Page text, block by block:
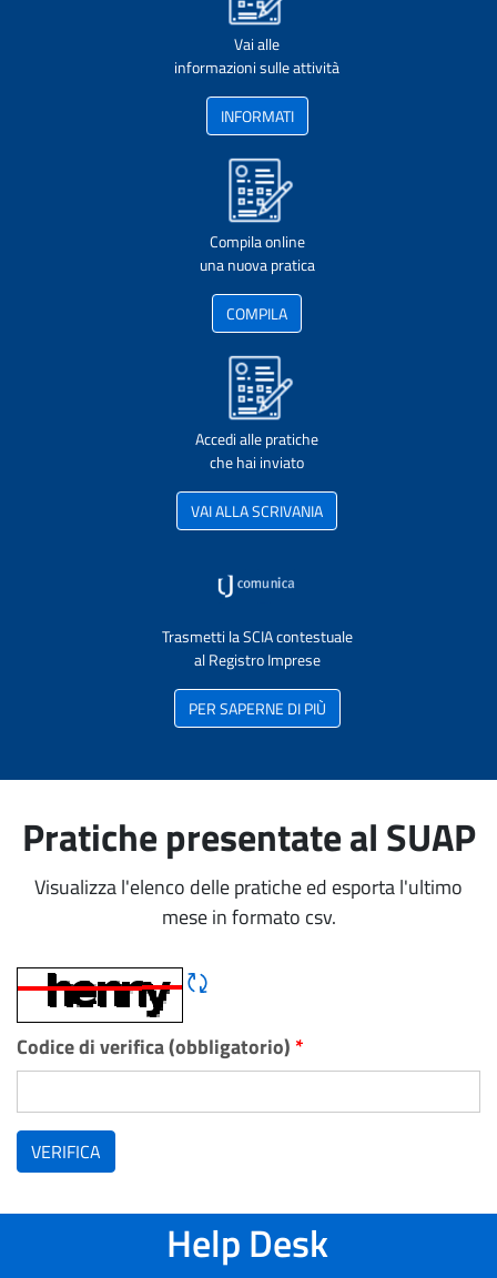
Vai alle
informazioni sulle attività
INFORMATI
Compila online
una nuova pratica
COMPILA
Accedi alle pratiche
che hai inviato
VAI ALLA SCRIVANIA
Trasmetti la SCIA contestuale
al Registro Imprese
PER SAPERNE DI PIÙ
Pratiche presentate al SUAP
Visualizza l'elenco delle pratiche ed esporta l'ultimo
mese in formato csv.
Rigene CAPTCHA
Codice di verifica (obbligatorio) *
VERIFICA
Help Desk